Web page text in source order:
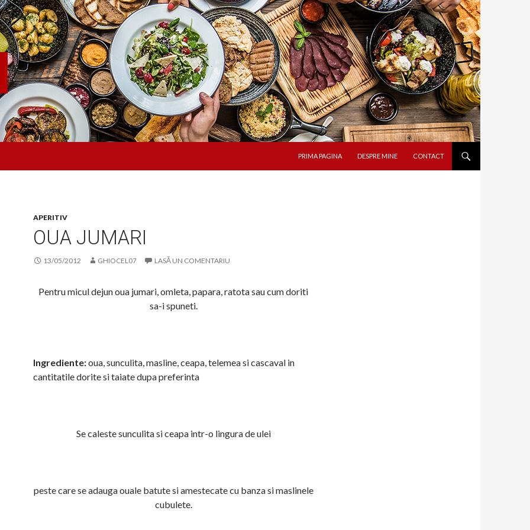
PRIMA PAGINA
DESPRE MINE CONTACT
APERITIV
OUA JUMARI
13/05/2012 GHIOCEL07 LASĂ UN COMENTARIU
Pentru micul dejun oua jumari, omleta, papara, ratota sau cum doriti
sa-i spuneti.
Ingrediente:oua, sunculita, masline, ceapa, telemea si cascaval in
cantitatile dorite si taiate dupa preferinta
Se caleste sunculita si ceapa intr-o lingura de ulei
peste care se adauga ouale batute si amestecate cu banza si maslinele
cubulete.